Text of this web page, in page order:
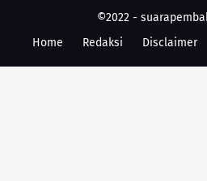
©2022 -
Home
Redaksi Disclaimer